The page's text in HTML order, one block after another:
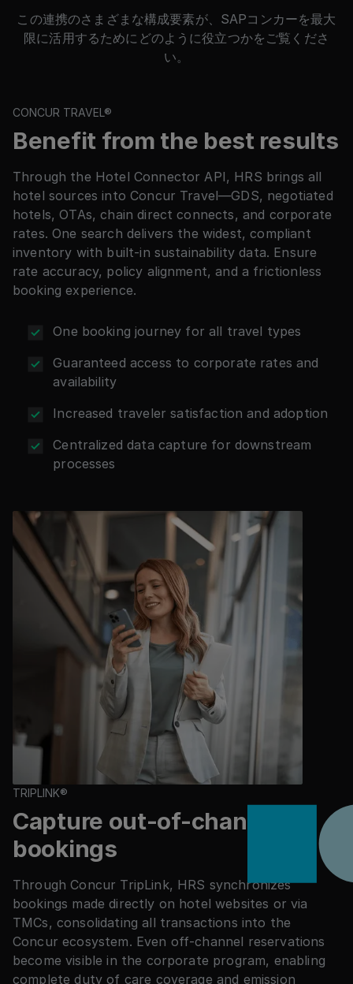
この連携のさまざまな構成要素が、SAPコンカーを最大
限に活用するためにどのように役立つかをご覧くださ
い。
CONCUR TRAVEL®
Benefit from the best results
Through the Hotel Connector API, HRS brings all
hotel sources into Concur Travel—GDS, negotiated
hotels, OTAs, chain direct connects, and corporate
rates. One search delivers the widest, compliant
inventory with built-in sustainability data. Ensure
rate accuracy, policy alignment, and a frictionless
booking experience.
One booking journey for all travel types
Guaranteed access to corporate rates and
availability
Increased traveler satisfaction and adoption
Centralized data capture for downstream
processes
TRIPLINK®
Capture out-of-channel
bookings
Through Concur TripLink, HRS synchronizes
bookings made directly on hotel websites or via
TMCs, consolidating all transactions into the
Concur ecosystem. Even off-channel reservations
become visible in the corporate program, enabling
complete duty of care coverage and emission